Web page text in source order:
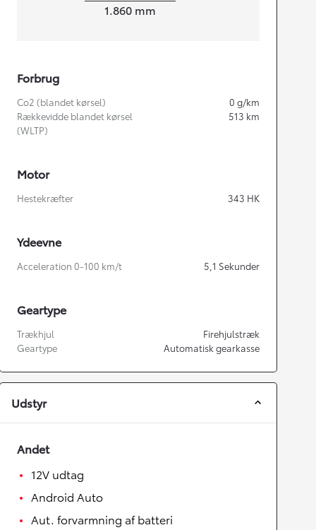
1.860 mm
Forbrug
Co2 (blandet kørsel) 0 g/km
Rækkevidde blandet kørsel
(WLTP)
513 km
Motor
Hestekræfter 343 HK
Ydeevne
Acceleration 0-100 km/t 5,1 Sekunder
Geartype
Trækhjul
Firehjulstræk
Geartype
Automatisk gearkasse
Udstyr
Andet
12V udtag
Android Auto
Aut. forvarmning af batteri